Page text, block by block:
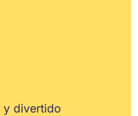
y divertido